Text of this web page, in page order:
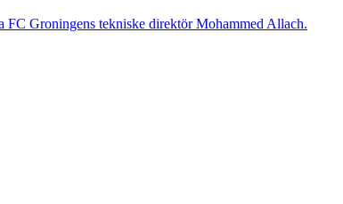
FC Groningens tekniske direktör Mohammed Allach.